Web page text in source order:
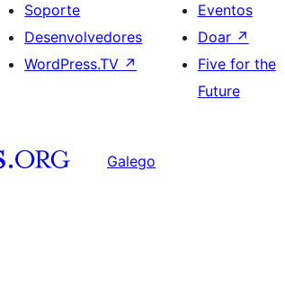
Soporte
Desenvolvedores
WordPress.TV ↗
Eventos
Doar ↗
Five for the
Future
Galego